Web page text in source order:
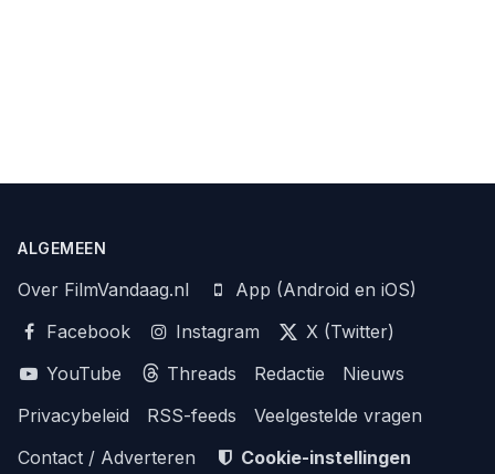
ALGEMEEN
Over FilmVandaag.nl
App (Android en iOS)
Facebook
Instagram
X (Twitter)
YouTube
Threads Redactie
Nieuws
Privacybeleid
RSS-feeds
Veelgestelde vragen
Contact / Adverteren
Cookie-instellingen